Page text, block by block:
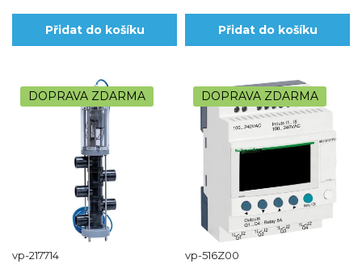
Přidat do košíku Přidat do košíku
DOPRAVA ZDARMA
vp-217714
DOPRAVA ZDARMA
vp-516Z00